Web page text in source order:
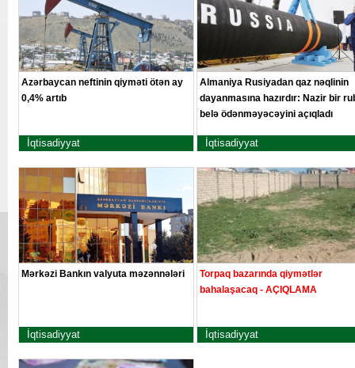
Azərbaycan neftinin qiyməti ötən ay
0,4% artıb
İqtisadiyyat
Almaniya Rusiyadan qaz nəqlinin
dayanmasına hazırdır: Nazir bir
belə ödənməyəcəyini açıqladı
İqtisadiyyat
Mərkəzi Bankın valyuta məzənnələri
İqtisadiyyat
Torpaq bazarında qiymətlər
bahalaşacaq - AÇIQLAMA
İqtisadiyyat